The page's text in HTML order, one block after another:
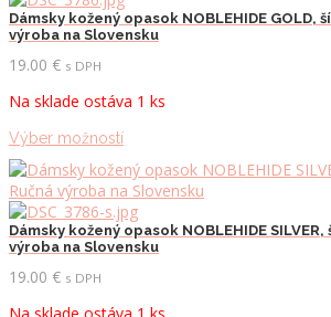
Dámsky kožený opasok NOBLEHIDE GOLD,
výroba na Slovensku
19.00 € s DPH
Na sklade ostáva 1 ks
Výber možnostíTento
má
viacero
variantov.
Možnosti
vybrať
Dámsky kožený opasok NOBLEHIDE
výroba na Slovensku
19.00 € s DPH
Na sklade ostáva 1 ks